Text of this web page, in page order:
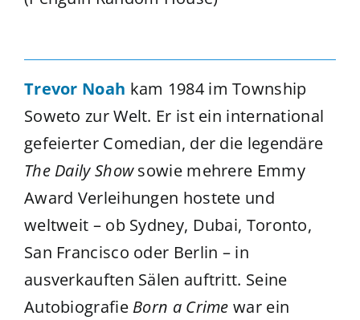
Trevor Noah kam 1984 im Township
Soweto zur Welt. Er ist ein international
gefeierter Comedian, der die legendäre
The Daily Showsowie mehrere Emmy
Award Verleihungen hostete und
weltweit – ob Sydney, Dubai, Toronto,
San Francisco oder Berlin – in
ausverkauften Sälen auftritt. Seine
Autobiografie Born a Crime war ein